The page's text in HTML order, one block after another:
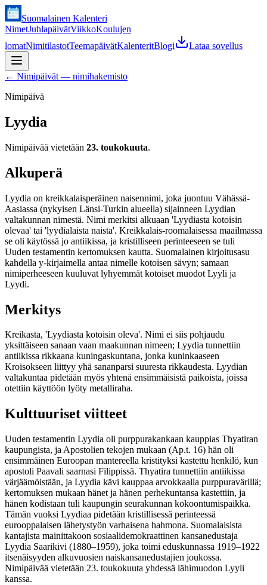
Suomalainen Kalenteri
NimetJuhlapäivätViikkoKoulujen
lomatNimitilastotTeemapäivätKalenteritBlogi Lataa sovellus
← Nimipäivät — nimihakemisto
Nimipäivä
Lyydia
Nimipäivää vietetään 23. toukokuuta.
Alkuperä
Lyydia on kreikkalaisperäinen naisennimi, joka juontuu Vähässä-
Aasiassa (nykyisen Länsi-Turkin alueella) sijainneen Lyydian
valtakunnan nimestä. Nimi merkitsi alkuaan 'Lyydiasta kotoisin
olevaa' tai 'lyydialaista naista'. Kreikkalais-roomalaisessa maailmassa
se oli käytössä jo antiikissa, ja kristilliseen perinteeseen se tuli
Uuden testamentin kertomuksen kautta. Suomalainen kirjoitusasu
kahdella y-kirjaimella antaa nimelle kotoisen sävyn; samaan
nimiperheeseen kuuluvat lyhyemmät kotoiset muodot Lyyli ja
Lyydi.
Merkitys
Kreikasta, 'Lyydiasta kotoisin oleva'. Nimi ei siis pohjaudu
yksittäiseen sanaan vaan maakunnan nimeen; Lyydia tunnettiin
antiikissa rikkaana kuningaskuntana, jonka kuninkaaseen
Kroisokseen liittyy yhä sananparsi suuresta rikkaudesta. Lyydian
valtakuntaa pidetään myös yhtenä ensimmäisistä paikoista, joissa
otettiin käyttöön lyöty metalliraha.
Kulttuuriset viitteet
Uuden testamentin Lyydia oli purppurakankaan kauppias Thyatiran
kaupungista, ja Apostolien tekojen mukaan (Ap.t. 16) hän oli
ensimmäinen Euroopan mantereella kristityksi kastettu henkilö, kun
apostoli Paavali saarnasi Filippissä. Thyatira tunnettiin antiikissa
värjäämöistään, ja Lyydia kävi kauppaa arvokkaalla purppuravärillä;
kertomuksen mukaan hänet ja hänen perhekuntansa kastettiin, ja
hänen kodistaan tuli kaupungin seurakunnan kokoontumispaikka.
Tämän vuoksi Lyydiaa pidetään kristillisessä perinteessä
eurooppalaisen lähetystyön varhaisena hahmona. Suomalaisista
kantajista mainittakoon sosiaalidemokraattinen kansanedustaja
Lyydia Saarikivi (1880–1959), joka toimi eduskunnassa 1919–1922
itsenäisyyden alkuvuosien naiskansanedustajien joukossa.
Nimipäivää vietetään 23. toukokuuta yhdessä lähimuodon Lyyli
kanssa.